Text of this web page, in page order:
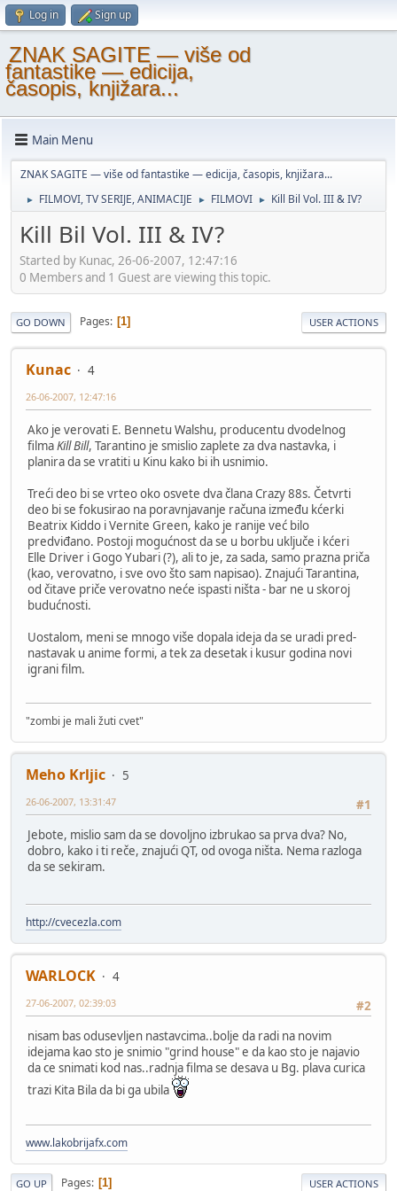
Log in Sign up
ZNAK SAGITE — više od
fantastike — edicija,
časopis, knjižara...
Main Menu
ZNAK SAGITE — više od fantastike — edicija, časopis, knjižara...
► FILMOVI, TV SERIJE, ANIMACIJE ► FILMOVI ► Kill Bil Vol. III & IV?
Kill Bil Vol. III & IV?
Started by Kunac, 26-06-2007, 12:47:16
0 Members and 1 Guest are viewing this topic.
GO DOWN Pages 1 USER ACTIONS
Kunac 4
26-06-2007, 12:47:16
Ako je verovati E. Bennetu Walshu, producentu dvodelnog
filmaKill Bill, Tarantino je smislio zaplete za dva nastavka, i
planira da se vratiti u Kinu kako bi ih usnimio.
Treći deo bi se vrteo oko osvete dva člana Crazy 88s. Četvrti
deo bi se fokusirao na poravnjavanje računa između kćerki
Beatrix Kiddo i Vernite Green, kako je ranije već bilo
predviđano. Postoji mogućnost da se u borbu uključe i kćeri
Elle Driver i Gogo Yubari (?), ali to je, za sada, samo prazna priča
(kao, verovatno, i sve ovo što sam napisao). Znajući Tarantina,
od čitave priče verovatno neće ispasti ništa - bar ne u skoroj
budućnosti.
Uostalom, meni se mnogo više dopala ideja da se uradi pred-
nastavak u anime formi, a tek za desetak i kusur godina novi
igrani film.
"zombi je mali žuti cvet"
Meho Krljic
5
#1
26-06-2007, 13:31:47
Jebote, mislio sam da se dovoljno izbrukao sa prva dva? No,
dobro, kako i ti reče, znajući QT, od ovoga ništa. Nema razloga
da se sekiram.
http://cvecezla.com
WARLOCK
4
#2
27-06-2007, 02:39:03
nisam bas odusevljen nastavcima..bolje da radi na novim
idejama kao sto je snimio "grind house" e da kao sto je najavio
da ce snimati kod nas..radnja filma se desava u Bg. plava curica
trazi Kita Bila da bi ga ubila
www.lakobrijafx.com
GO UP Pages 1 USER ACTIONS